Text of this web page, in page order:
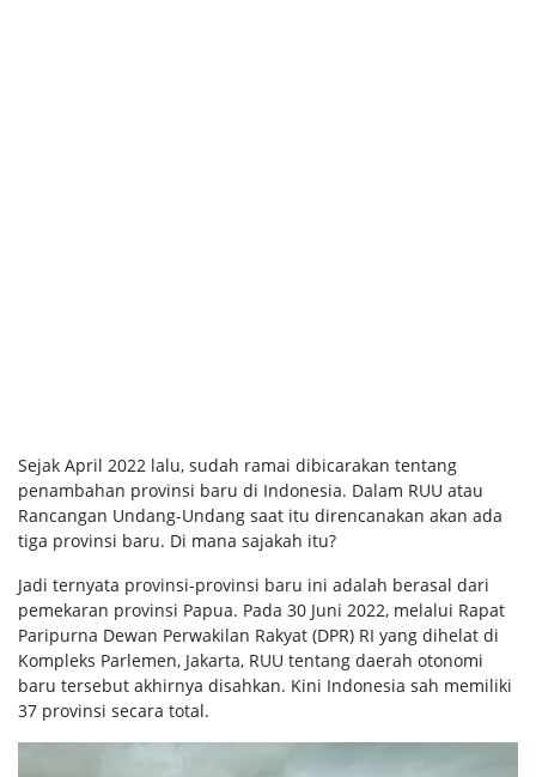
Sejak April 2022 lalu, sudah ramai dibicarakan tentang
penambahan provinsi baru di Indonesia. Dalam RUU atau
Rancangan Undang-Undang saat itu direncanakan akan ada
tiga provinsi baru. Di mana sajakah itu?
Jadi ternyata provinsi-provinsi baru ini adalah berasal dari
pemekaran provinsi Papua. Pada 30 Juni 2022, melalui Rapat
Paripurna Dewan Perwakilan Rakyat (DPR) RI yang dihelat di
Kompleks Parlemen, Jakarta, RUU tentang daerah otonomi
baru tersebut akhirnya disahkan. Kini Indonesia sah memiliki
37 provinsi secara total.